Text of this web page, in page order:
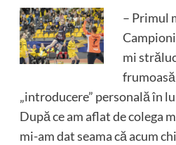
– Primul
mi
„introducere” personală în
După ce am aflat de colega
mi-am dat seama că acum